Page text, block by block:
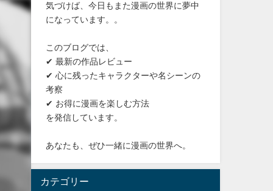
気づけば、今日もまた漫画の世界に夢中
になっています。。
このブログでは、
✔ 最新の作品レビュー
✔ 心に残ったキャラクターや名シーンの
考察
✔ お得に漫画を楽しむ方法
を発信しています。
あなたも、ぜひ一緒に漫画の世界へ。
カテゴリー